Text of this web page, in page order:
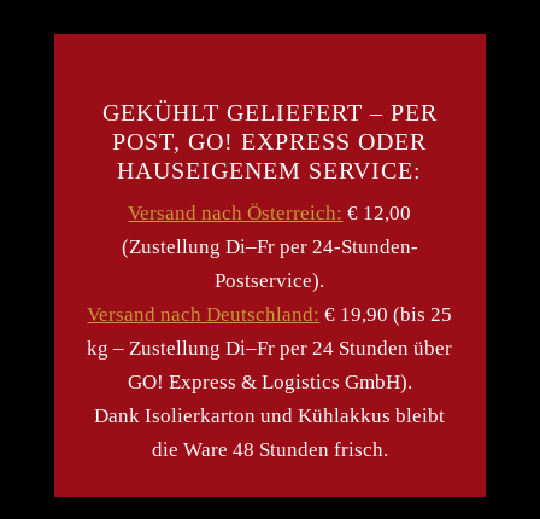
GEKÜHLT GELIEFERT – PER
POST, GO! EXPRESS ODER
HAUSEIGENEM SERVICE:
Versand nach Österreich: € 12,00
(Zustellung Di–Fr per 24-Stunden-
Postservice).
Versand nach Deutschland: € 19,90 (bis 25
kg – Zustellung Di–Fr per 24 Stunden über
GO! Express & Logistics GmbH).
Dank Isolierkarton und Kühlakkus bleibt
die Ware 48 Stunden frisch.